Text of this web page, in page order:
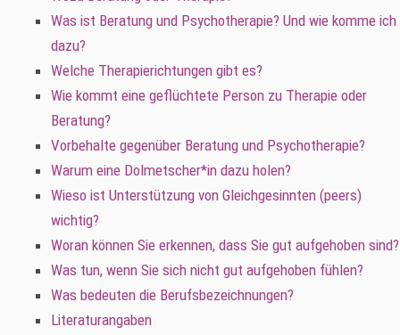
Was ist Beratung und Psychotherapie? Und wie komme ich
dazu?
Welche Therapierichtungen gibt es?
Wie kommt eine geflüchtete Person zu Therapie oder
Beratung?
Vorbehalte gegenüber Beratung und Psychotherapie?
Warum eine Dolmetscher*in dazu holen?
Wieso ist Unterstützung von Gleichgesinnten (peers)
wichtig?
Woran können Sie erkennen, dass Sie gut aufgehoben sind?
Was tun, wenn Sie sich nicht gut aufgehoben fühlen?
Was bedeuten die Berufsbezeichnungen?
Literaturangaben